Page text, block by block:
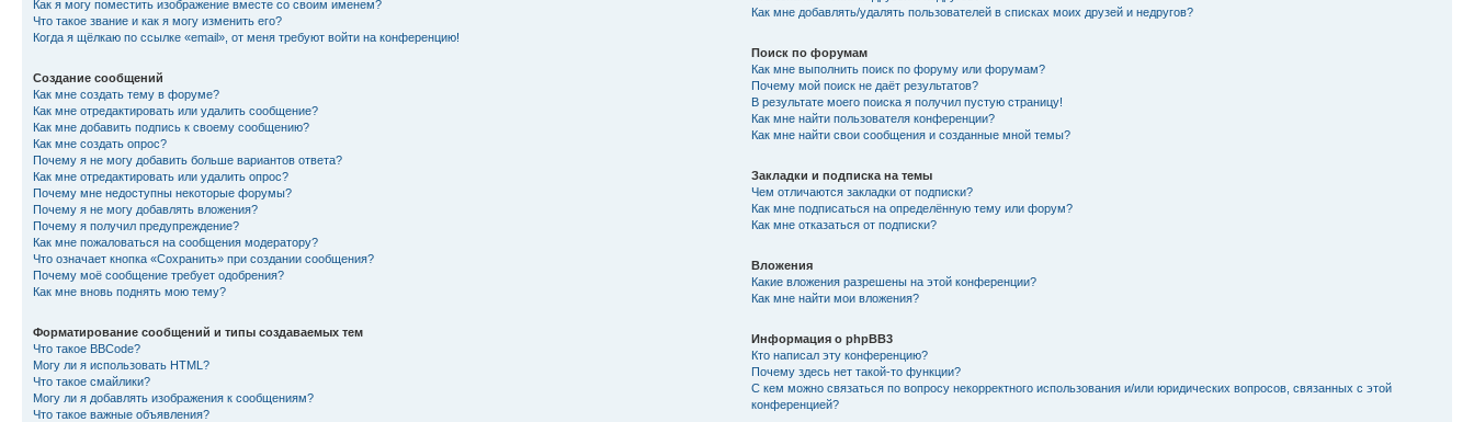
Как я могу поместить изображение вместе со своим именем?
Что такое звание и как я могу изменить его?
Когда я щёлкаю по ссылке «email», от меня требуют войти на конференцию!
Создание сообщений
Как мне создать тему в форуме?
Как мне отредактировать или удалить сообщение?
Как мне добавить подпись к своему сообщению?
Как мне создать опрос?
Почему я не могу добавить больше вариантов ответа?
Как мне отредактировать или удалить опрос?
Почему мне недоступны некоторые форумы?
Почему я не могу добавлять вложения?
Почему я получил предупреждение?
Как мне пожаловаться на сообщения модератору?
Что означает кнопка «Сохранить» при создании сообщения?
Почему моё сообщение требует одобрения?
Как мне вновь поднять мою тему?
Форматирование сообщений и типы создаваемых тем
Что такое BBCode?
Могу ли я использовать HTML?
Что такое смайлики?
Могу ли я добавлять изображения к сообщениям?
Что такое важные объявления?
Как мне добавлять/удалять пользователей в списках моих друзей и недругов?
Поиск по форумам
Как мне выполнить поиск по форуму или форумам?
Почему мой поиск не даёт результатов?
В результате моего поиска я получил пустую страницу!
Как мне найти пользователя конференции?
Как мне найти свои сообщения и созданные мной темы?
Закладки и подписка на темы
Чем отличаются закладки от подписки?
Как мне подписаться на определённую тему или форум?
Как мне отказаться от подписки?
Вложения
Какие вложения разрешены на этой конференции?
Как мне найти мои вложения?
Информация о phpBB3
Кто написал эту конференцию?
Почему здесь нет такой-то функции?
С кем можно связаться по вопросу некорректного использования и/или юридических вопросов, связанных с этой
конференцией?